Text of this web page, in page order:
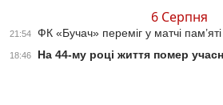
6 Серпня
21:54 ФК «Бучач» переміг у матчі
18:46 На 44-му році життя помер